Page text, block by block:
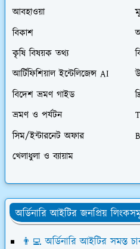
আবহাওয়া
বিকাশ
কৃষি বিষয়ক তথ্য
আর্টিফিশিয়াল ইন্টেলিজেন্স AI
বিদেশ ভ্রমণ গাইড
ভ্রমণ ও পর্যটন
সিম/ইন্টারনেট অফার
খেলাধুলা ও ব্যায়াম
অর্ডিনারি আইটির জনপ্রিয়
👨‍💻 অর্ডিনারি আইটির সমস্ত